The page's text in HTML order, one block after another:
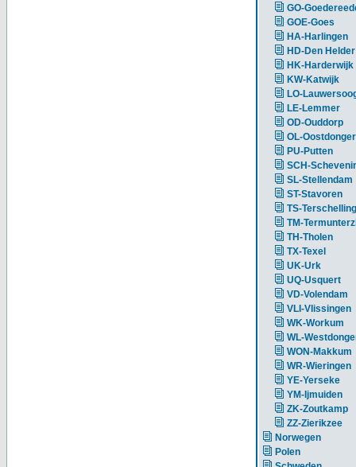
GO-
GOE-Goes
HA-Harlingen
HD-Den Helder
HK-Harderwijk
KW-Katwijk
LO-
LE-Lemmer
OD-Ouddorp
OL-
PU-Putten
SCH-
SL-Stellendam
ST-Stavoren
TS-Terschelling
TM-
TH-Tholen
TX-Texel
UK-Urk
UQ-Usquert
VD-Volendam
VLI-Vlissingen
WK-Workum
WL-
WON-Makkum
WR-Wieringen
YE-Yerseke
YM-Ijmuiden
ZK-Zoutkamp
ZZ-Zierikzee
Norwegen
Polen